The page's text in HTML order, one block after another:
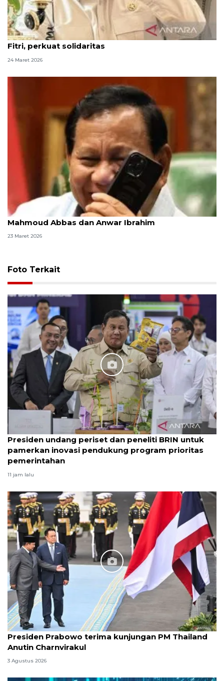
Prabowo telepon Mahmoud Abbas ucapkan Idul
Fitri, perkuat solidaritas
24 Maret 2026
Momen Lebaran, Presiden Prabowo hubungi
Mahmoud Abbas dan Anwar Ibrahim
23 Maret 2026
Foto Terkait
Presiden undang periset dan peneliti BRIN untuk
pamerkan inovasi pendukung program prioritas
pemerintahan
11 jam lalu
Presiden Prabowo terima kunjungan PM Thailand
Anutin Charnvirakul
3 Agustus 2026